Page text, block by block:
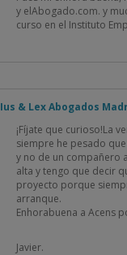
y elAbogado.com. y
curso en el Instituto
Ius & Lex Abogados
¡Fíjate que curioso!La
siempre he pesado
y no de un compañero
alta y tengo que decir
proyecto porque
arranque.
Enhorabuena a Acens
Javier.